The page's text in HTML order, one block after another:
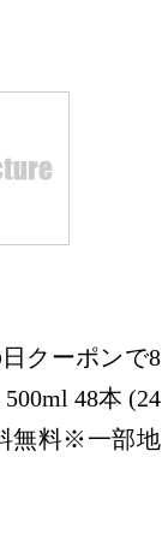
日クーポンで8
48本 (24
無料※一部地